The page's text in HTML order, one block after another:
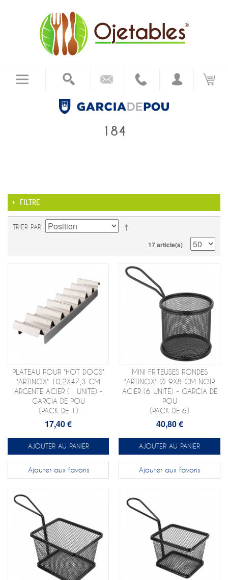
184
FILTRE
TRIER PAR
17 article(s)
PLATEAU POUR "HOT DOGS"
"ARTINOX" 10,2X47,3 CM
ARGENTE ACIER (1 UNITÉ) -
GARCIA DE POU
(PACK DE 1)
17,40 €
AJOUTER AU PANIER
Ajouter aux favoris
MINI FRITEUSES RONDES
"ARTINOX" Ø 9X8 CM NOIR
ACIER (6 UNITÉ) - GARCIA DE
POU
(PACK DE 6)
40,80 €
AJOUTER AU PANIER
Ajouter aux favoris